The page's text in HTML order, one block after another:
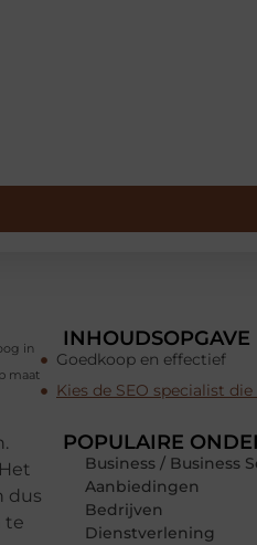
in
maat
dus
te
INHOUDSOPGAVE
Goedkoop en effectief
Kies de SEO specialist
POPULAIRE
Business / Business
Aanbiedingen
Bedrijven
Dienstverlening